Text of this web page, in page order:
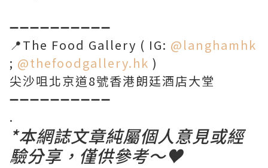
➖➖➖➖➖➖➖➖➖➖
📍The Food Gallery ( IG: @langhamhk
; @thefoodgallery.hk )
尖沙咀北京道8號香港朗廷酒店大堂
➖➖➖➖➖➖➖➖➖➖
.
*本網誌文章純屬個人意見或經
驗分享，僅供參考～♥